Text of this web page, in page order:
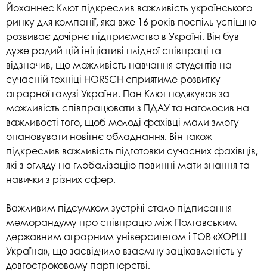
Йоханнес Клют підкреслив важливість українського
ринку для компанії, яка вже 16 років поспіль успішно
розвиває дочірнє підприємство в Україні. Він був
дуже радий цій ініціативі плідної співпраці та
відзначив, що можливість навчання студентів на
сучасній техніці HORSCH сприятиме розвитку
аграрної галузі України. Пан Клют подякував за
можливість співпрацювати з ПДАУ та наголосив на
важливості того, щоб молоді фахівці мали змогу
опановувати новітнє обладнання. Він також
підкреслив важливість підготовки сучасних фахівців,
які з огляду на глобалізацію повинні мати знання та
навички з різних сфер.
Важливим підсумком зустрічі стало підписання
меморандуму про співпрацю між Полтавським
державним аграрним університетом і ТОВ «ХОРШ
Україна», що засвідчило взаємну зацікавленість у
довгостроковому партнерстві.